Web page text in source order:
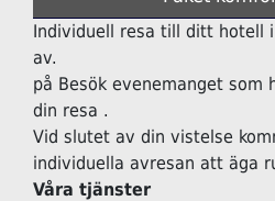
Individuell resa till ditt hotell
av.
på Besök evenemanget som
din resa .
Vid slutet av din vistelse
individuella avresan att äga
Våra tjänster